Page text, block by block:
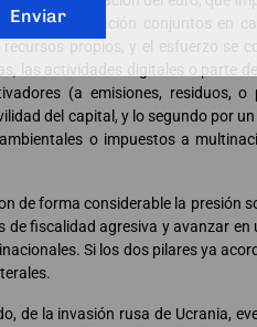
de estabilización conjuntos en
propios, y el esfuerzo se
las actividades digitales o parte
(a emisiones, residuos,
del capital, y lo segundo por
o impuestos a
de forma considerable la presión
fiscalidad agresiva y avanzar en
Si los dos pilares ya
de la invasión rusa de Ucrania,
Enviar